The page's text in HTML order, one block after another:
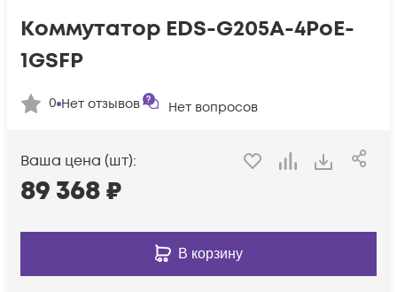
Коммутатор EDS-G205A-4PoE-
1GSFP
0 Нет отзывов Нет вопросов
Ваша цена (шт):
89 368₽
В корзину